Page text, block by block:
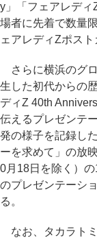
y」「フェアレデ
場者に先着で数量
ェアレディZポスト
さらに横浜のグ
生した初代からの
ディZ 40th
伝えるプレゼンテ
発の様子を記録し
ーを求めて」の放
0月18日を除く）
のプレゼンテーシ
る。
なお、タカラト